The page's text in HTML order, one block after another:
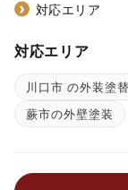
対応エリア
対応エリア
川口市 の外装塗
蕨市の外壁塗装